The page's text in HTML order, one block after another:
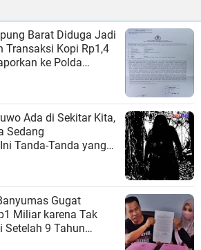
Barat Diduga Jadi
Transaksi Kopi Rp1,4
ke Polda
Ada di Sekitar Kita,
Sedang
Tanda-Tanda yang
Gugat
Miliar karena Tak
Setelah 9 Tahun